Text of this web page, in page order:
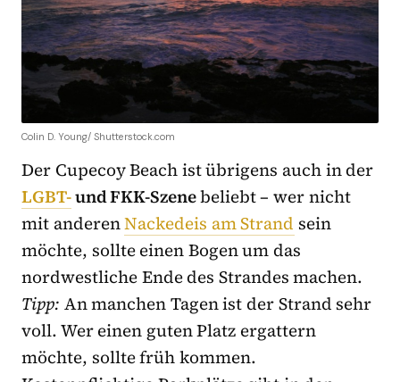
Colin D. Young/ Shutterstock.com
Der Cupecoy Beach ist übrigens auch in der
LGBT-und FKK-Szenebeliebt – wer nicht
mit anderenNackedeis am Strand sein
möchte, sollte einen Bogen um das
nordwestliche Ende des Strandes machen.
Tipp: An manchen Tagen ist der Strand sehr
voll. Wer einen guten Platz ergattern
möchte, sollte früh kommen.